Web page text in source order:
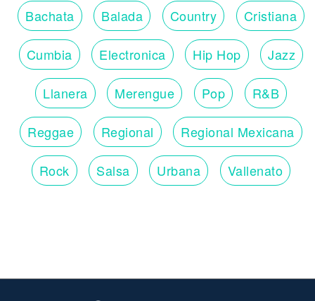
Bachata Balada Country Cristiana
Cumbia Electronica Hip Hop Jazz
Llanera Merengue Pop R&B
Reggae Regional Regional Mexicana
Rock Salsa Urbana Vallenato